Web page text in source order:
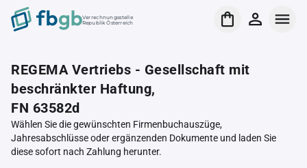
Verrechnungsstelle
Republik Österreich
REGEMA Vertriebs - Gesellschaft mit
beschränkter Haftung,
FN 63582d
Wählen Sie die gewünschten Firmenbuchauszüge,
Jahresabschlüsse oder ergänzenden Dokumente und laden Sie
diese sofort nach Zahlung herunter.